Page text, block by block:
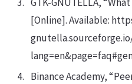
[Online]. Available:
Binance Academy,